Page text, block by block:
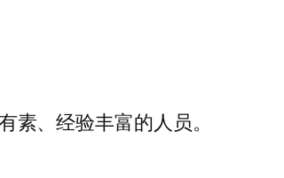
、经验丰富的人员。